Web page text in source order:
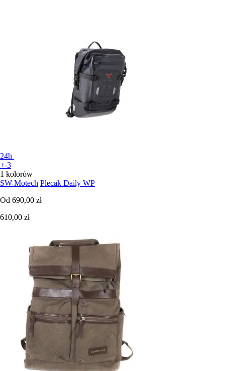
24h
+-3
1 kolorów
SW-Motech Plecak Daily WP
Od 690,00 zł
610,00 zł